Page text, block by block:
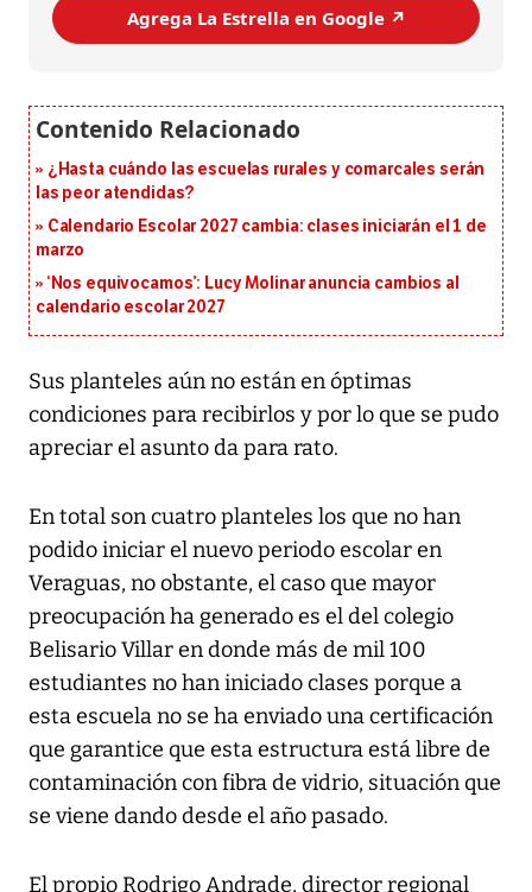
Agrega La Estrella en Google ↗️
¿Hasta cuándo las escuelas rurales y comarcales serán
las peor atendidas?
Calendario Escolar 2027 cambia: clases iniciarán el 1 de
marzo
‘Nos equivocamos’: Lucy Molinar anuncia cambios al
calendario escolar 2027
Sus planteles aún no están en óptimas
condiciones para recibirlos y por lo que se pudo
apreciar el asunto da para rato.
En total son cuatro planteles los que no han
podido iniciar el nuevo periodo escolar en
Veraguas, no obstante, el caso que mayor
preocupación ha generado es el del colegio
Belisario Villar en donde más de mil 100
estudiantes no han iniciado clases porque a
esta escuela no se ha enviado una certificación
que garantice que esta estructura está libre de
contaminación con fibra de vidrio, situación que
se viene dando desde el año pasado.
El propio Rodrigo Andrade, director regional